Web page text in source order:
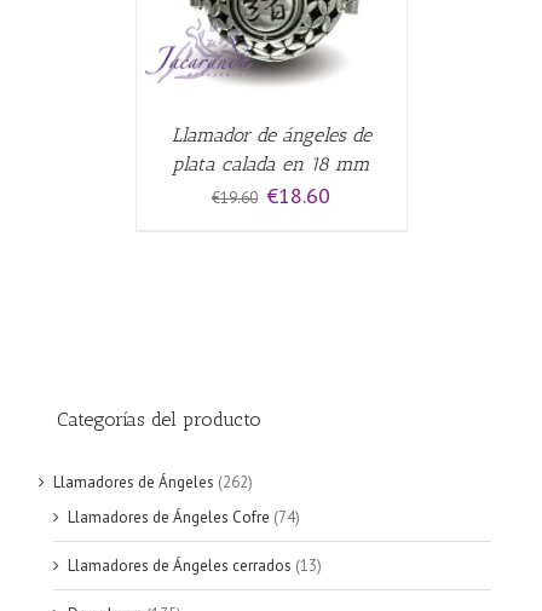
Llamador de ángeles de
plata calada en 18 mm
€19.60 El
€18.60
Categorías del producto
Llamadores de Ángeles (262)
Llamadores de Ángeles Cofre (74)
Llamadores de Ángeles cerrados (13)